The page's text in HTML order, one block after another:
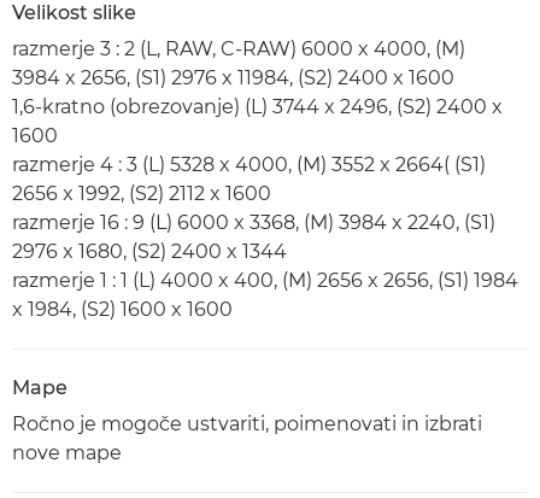
Velikost slike
razmerje 3 : 2 (L, RAW, C-RAW) 6000 x 4000, (M)
3984 x 2656, (S1) 2976 x 11984, (S2) 2400 x 1600
1,6-kratno (obrezovanje) (L) 3744 x 2496, (S2) 2400 x
1600
razmerje 4 : 3 (L) 5328 x 4000, (M) 3552 x 2664( (S1)
2656 x 1992, (S2) 2112 x 1600
razmerje 16 : 9 (L) 6000 x 3368, (M) 3984 x 2240, (S1)
2976 x 1680, (S2) 2400 x 1344
razmerje 1 : 1 (L) 4000 x 400, (M) 2656 x 2656, (S1) 1984
x 1984, (S2) 1600 x 1600
Mape
Ročno je mogoče ustvariti, poimenovati in izbrati
nove mape